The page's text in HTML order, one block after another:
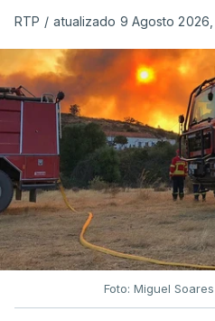
RTP / atualizado 9 Agosto 2026,
Foto: Miguel